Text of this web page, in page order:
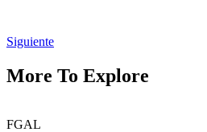
Siguiente
More To Explore
FGAL